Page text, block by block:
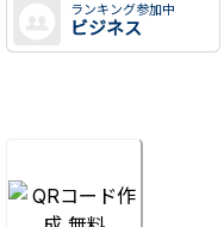
ランキング参加中
ビジネス